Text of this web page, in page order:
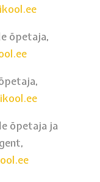
õpetaja,
õpetaja ja